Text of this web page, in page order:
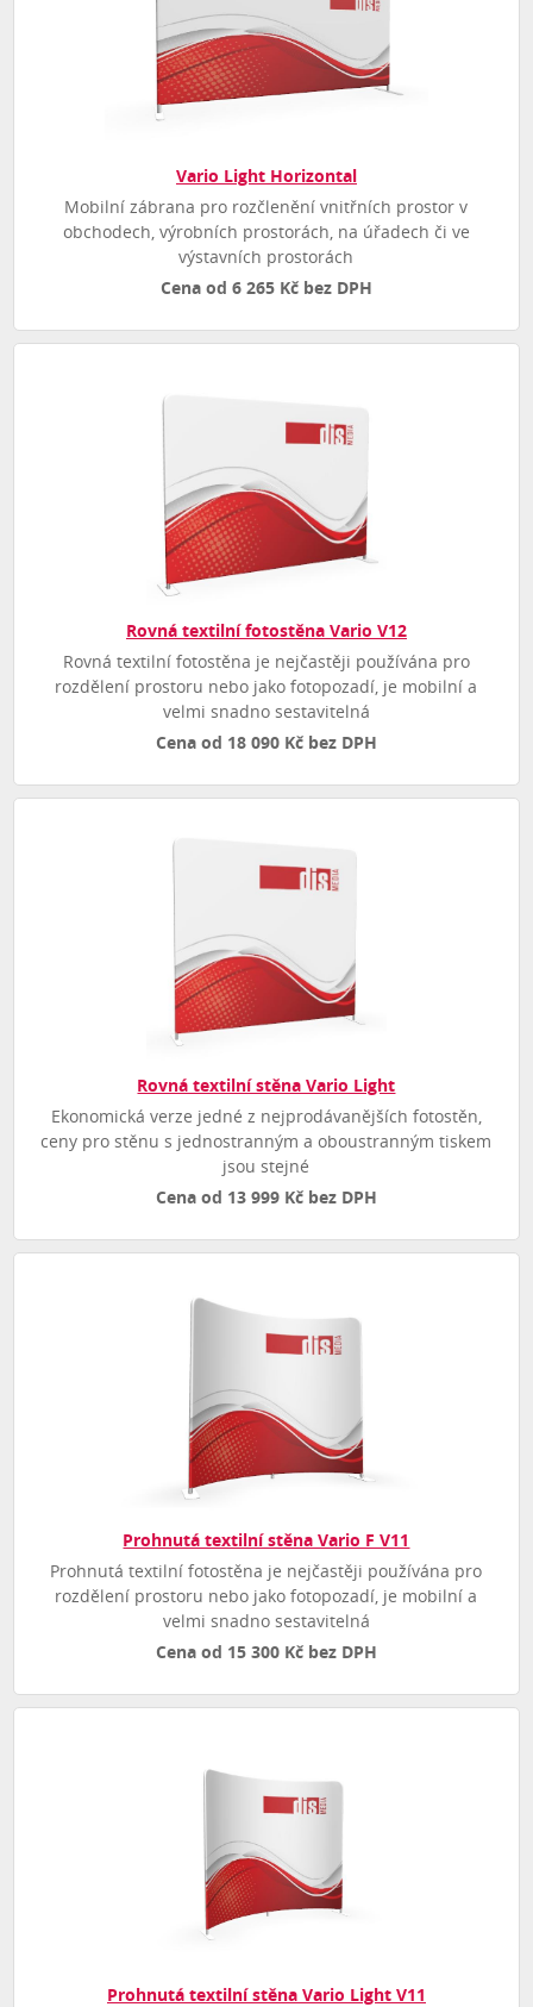
Vario Light Horizontal
Mobilní zábrana pro rozčlenění vnitřních prostor v
obchodech, výrobních prostorách, na úřadech či ve
výstavních prostorách
Cena od 6 265 Kč bez DPH
Rovná textilní fotostěna Vario V12
Rovná textilní fotostěna je nejčastěji používána pro
rozdělení prostoru nebo jako fotopozadí, je mobilní a
velmi snadno sestavitelná
Cena od 18 090 Kč bez DPH
Rovná textilní stěna Vario Light
Ekonomická verze jedné z nejprodávanějších fotostěn,
ceny pro stěnu s jednostranným a oboustranným tiskem
jsou stejné
Cena od 13 999 Kč bez DPH
Prohnutá textilní stěna Vario F V11
Prohnutá textilní fotostěna je nejčastěji používána pro
rozdělení prostoru nebo jako fotopozadí, je mobilní a
velmi snadno sestavitelná
Cena od 15 300 Kč bez DPH
Prohnutá textilní stěna Vario Light V11